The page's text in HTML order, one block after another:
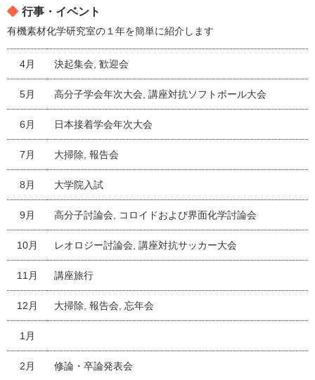
行事・イベント
有機素材化学研究室の１年を簡単に紹介します
4月 決起集会, 歓迎会
5月 高分子学会年次大会, 講座対抗ソフトボール大会
6月 日本接着学会年次大会
7月 大掃除, 報告会
8月 大学院入試
9月 高分子討論会, コロイドおよび界面化学討論会
10月 レオロジー討論会, 講座対抗サッカー大会
11月 講座旅行
12月 大掃除, 報告会, 忘年会
1月
2月 修論・卒論発表会